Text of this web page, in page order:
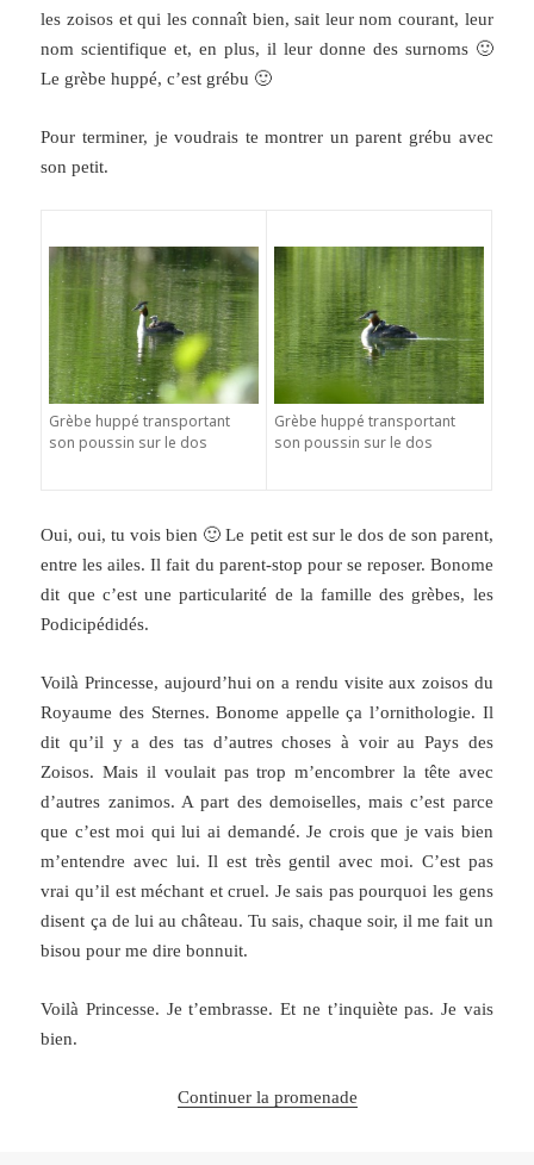
les zoisos et qui les connaît bien, sait leur nom courant, leur
nom scientifique et, en plus, il leur donne des surnoms 🙂
Le grèbe huppé, c’est grébu 🙂
Pour terminer, je voudrais te montrer un parent grébu avec
son petit.
Grèbe huppé transportant
son poussin sur le dos
Grèbe huppé transportant
son poussin sur le dos
Oui, oui, tu vois bien 🙂 Le petit est sur le dos de son parent,
entre les ailes. Il fait du parent-stop pour se reposer. Bonome
dit que c’est une particularité de la famille des grèbes, les
Podicipédidés.
Voilà Princesse, aujourd’hui on a rendu visite aux zoisos du
Royaume des Sternes. Bonome appelle ça l’ornithologie. Il
dit qu’il y a des tas d’autres choses à voir au Pays des
Zoisos. Mais il voulait pas trop m’encombrer la tête avec
d’autres zanimos. A part des demoiselles, mais c’est parce
que c’est moi qui lui ai demandé. Je crois que je vais bien
m’entendre avec lui. Il est très gentil avec moi. C’est pas
vrai qu’il est méchant et cruel. Je sais pas pourquoi les gens
disent ça de lui au château. Tu sais, chaque soir, il me fait un
bisou pour me dire bonnuit.
Voilà Princesse. Je t’embrasse. Et ne t’inquiète pas. Je vais
bien.
Continuer la promenade